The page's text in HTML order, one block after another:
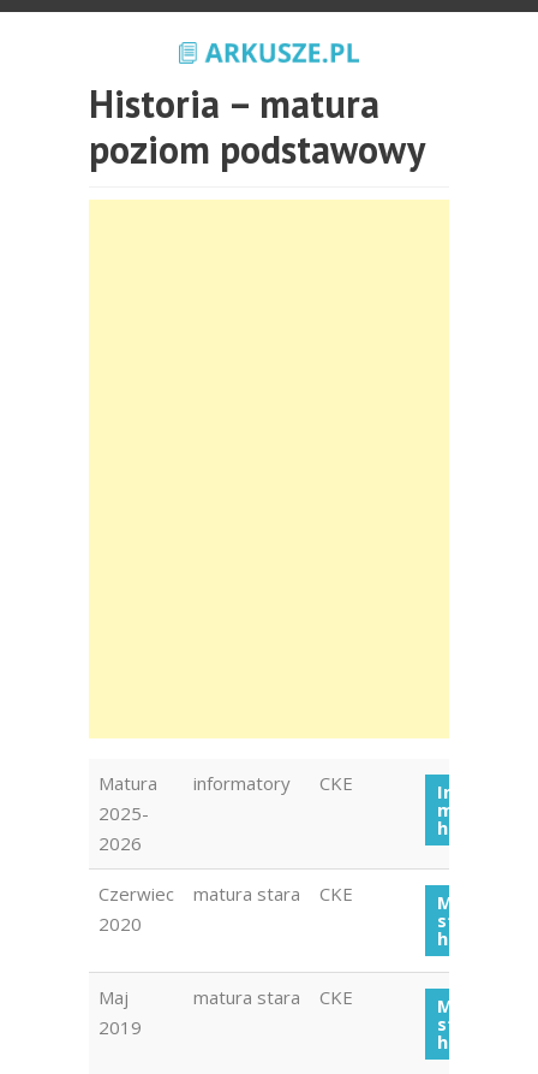
Historia – matura
poziom podstawowy
Matura
2025-
2026
informatory CKE
maturalny
historia
Czerwiec
2020
matura stara CKE Matura
stara
historia
Maj
2019
matura stara CKE Matura
stara
historia